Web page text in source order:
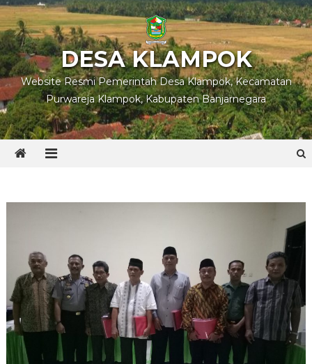
Skip
to
content
DESA KLAMPOK
Website Resmi Pemerintah Desa Klampok, Kecamatan
Purwareja Klampok, Kabupaten Banjarnegara